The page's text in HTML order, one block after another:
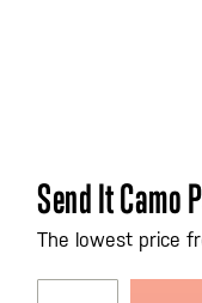
Saltar
al
comienzo
Send It Camo
The lowest price